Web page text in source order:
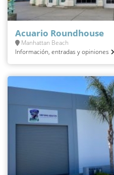
Acuario Roundhouse
Manhattan Beach
Información, entradas y opiniones